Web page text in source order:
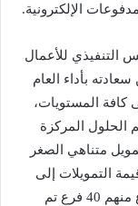
الإلكترونية.
التنفيذي للأعمال
بأداء العام
كافة المستويات،
الحلول المركزة
متناهي الصغر
قيمة التمويلات إلى
4.9 مليار جنيه مصري، وذلك من خلال 200 فرع منهم 40 فرع تم